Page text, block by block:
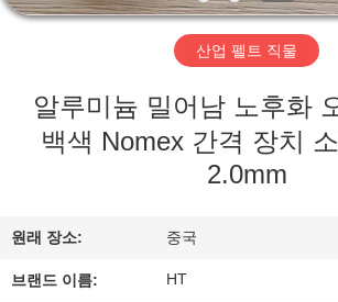
리
공
산업 펠트 직물
알루미늄 밀어남 노후화
백색 Nomex 간격 장치
2.0mm
원래 장소: 중국
브랜드 이름: HT